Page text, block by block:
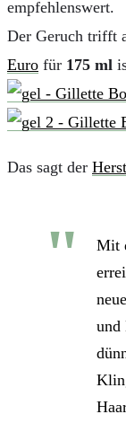
empfehlenswert.
Der Geruch trifft
Euro für 175 ml
Das sagt der
Mit
und